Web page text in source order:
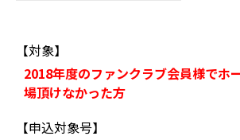
【対象】
2018年度のファンクラブ会員様でホ
場頂けなかった方
【申込対象号】